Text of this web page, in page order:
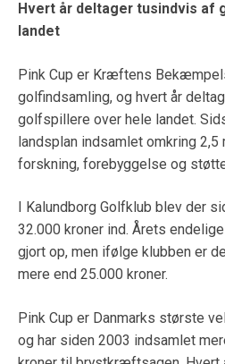
Hvert år deltager tusindvis af
landet
Pink Cup er Kræftens
golfindsamling, og hvert år
golfspillere over hele landet.
landsplan indsamlet omkring
forskning, forebyggelse og
I Kalundborg Golfklub blev der
32.000 kroner ind. Årets
gjort op, men ifølge klubben er
mere end 25.000 kroner.
Pink Cup er Danmarks største
og har siden 2003 indsamlet